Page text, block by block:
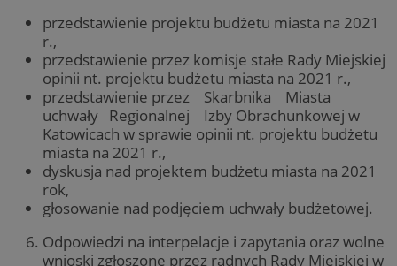
przedstawienie projektu budżetu miasta na 2021
r.,
przedstawienie przez komisje stałe Rady Miejskiej
opinii nt. projektu budżetu miasta na 2021 r.,
przedstawienie przez Skarbnika Miasta
uchwały Regionalnej Izby Obrachunkowej w
Katowicach w sprawie opinii nt. projektu budżetu
miasta na 2021 r.,
dyskusja nad projektem budżetu miasta na 2021
rok,
głosowanie nad podjęciem uchwały budżetowej.
Odpowiedzi na interpelacje i zapytania oraz wolne
wnioski zgłoszone przez radnych Rady Miejskiej w